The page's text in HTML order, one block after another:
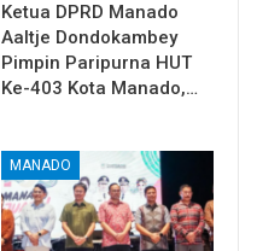
Ketua DPRD Manado
Aaltje Dondokambey
Pimpin Paripurna HUT
Ke-403 Kota Manado,…
MANADO